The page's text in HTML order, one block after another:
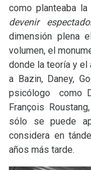
como planteaba
devenir
dimensión plena
volumen, el
donde la teoría y el
a Bazin, Daney,
psicólogo como
François
sólo se puede
considera en
años más tarde.